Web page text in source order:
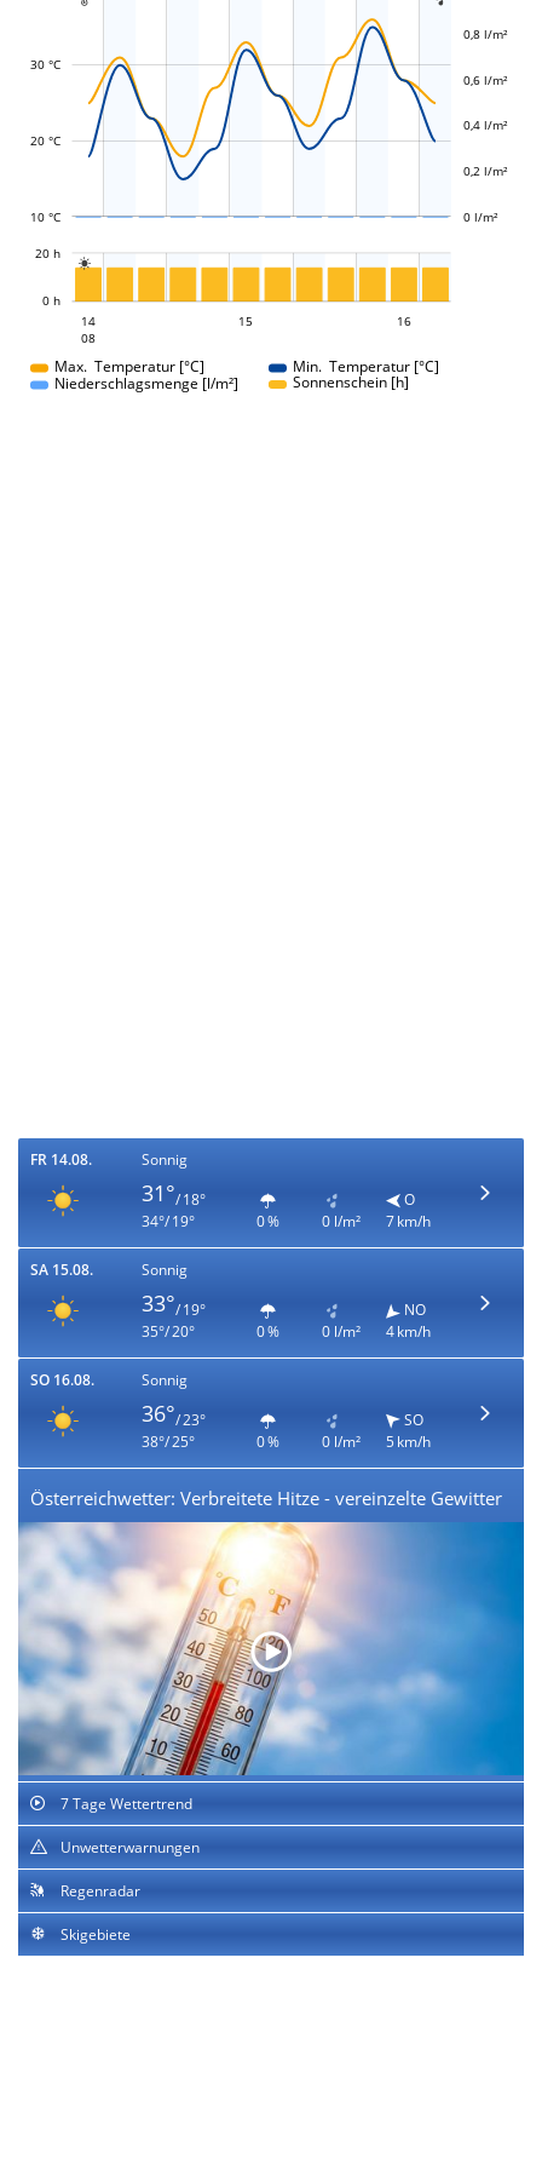
10 °C
20 °C
30 °C
0 l/m²
0,2 l/m²
0,4 l/m²
0,6 l/m²
0,8 l/m²

0 h
20 h
14
08
15 16
Max. Temperatur [°C]
Min. Temperatur [°C]
Niederschlagsmenge [l/m²]
Sonnenschein [h]
FR 14.08. Sonnig
31°/ 18°
34°/ 19°
0 % 0 l/m²
O
7 km/h
SA 15.08. Sonnig
33°/ 19°
35°/ 20°
0 % 0 l/m²
NO
4 km/h
SO 16.08. Sonnig
36°/ 23°
38°/ 25°
0 % 0 l/m²
SO
5 km/h
Österreichwetter: Verbreitete Hitze - vereinzelte Gewitter
7 Tage Wettertrend
Unwetterwarnungen
Regenradar
Skigebiete